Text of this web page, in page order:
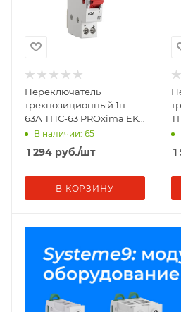
Переключатель
трехпозиционный 1п
63А ТПС-63 PROxima EKF
TPS163
В наличии: 65
1 294 руб./шт
В КОРЗИНУ
1